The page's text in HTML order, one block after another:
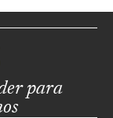
para